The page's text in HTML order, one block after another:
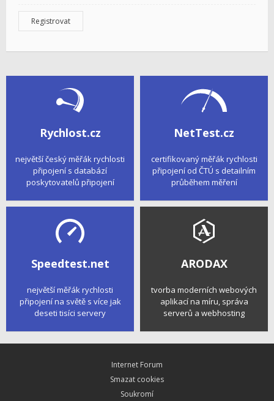
Registrovat
Rychlost.cz
největší český měřák rychlosti
připojení s databází
poskytovatelů připojení
NetTest.cz
certifikovaný měřák rychlosti
připojení od ČTÚ s detailním
průběhem měření
Speedtest.net
největší měřák rychlosti
připojení na světě s více jak
deseti tisíci servery
ARODAX
tvorba moderních webových
aplikací na míru, správa
serverů a webhosting
Internet Forum
Smazat cookies
Soukromí